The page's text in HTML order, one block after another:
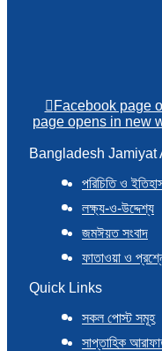
Facebook page
page opens in new
Bangladesh Jamiyat
পরিচিতি ও
লক্ষ্য-ও-উদ্দেশ্য
জমঈয়ত সংবাদ
ফাতাওয়া ও
Quick Links
সকল পোস্ট সমূহ
সাপ্তাহিক